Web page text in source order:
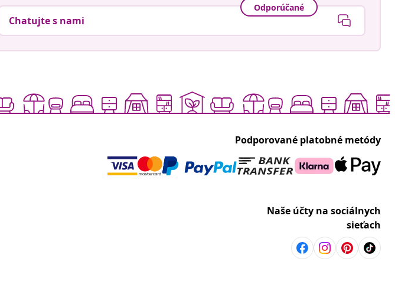
Odporúčané
Chatujte s nami
Podporované platobné metódy
Naše účty na sociálnych
sieťach